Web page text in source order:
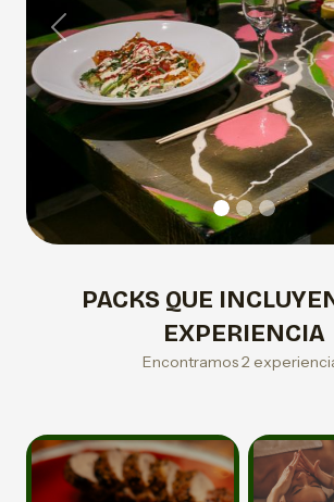
Previous
PACKS QUE
EXPERIENCIA
Encontramos 2